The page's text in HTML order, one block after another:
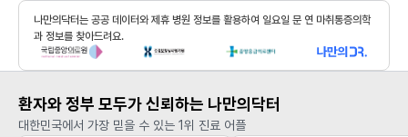
나만의닥터는 공공 데이터와 제휴 병원 정보를 활용하여 일요일 문 연 마취통증의학
과 정보를 찾아드려요.
환자와 정부 모두가 신뢰하는 나만의닥터
대한민국에서 가장 믿을 수 있는 1위 진료 어플